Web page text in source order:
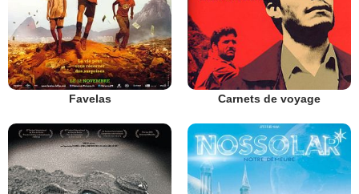
Favelas Carnets de voyage